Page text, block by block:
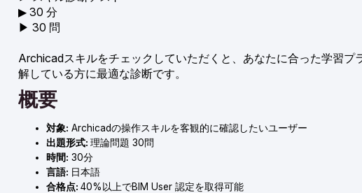
▶︎ 30 分
▶︎ 30 問
Archicadスキルをチェックしていただくと、あなたに合った学習
解している方に最適な診断です。
概要
対象: Archicadの操作スキルを客観的に確認したいユーザー
出題形式: 理論問題 30問
時間: 30分
言語: 日本語
合格点: 40%以上でBIM User 認定を取得可能